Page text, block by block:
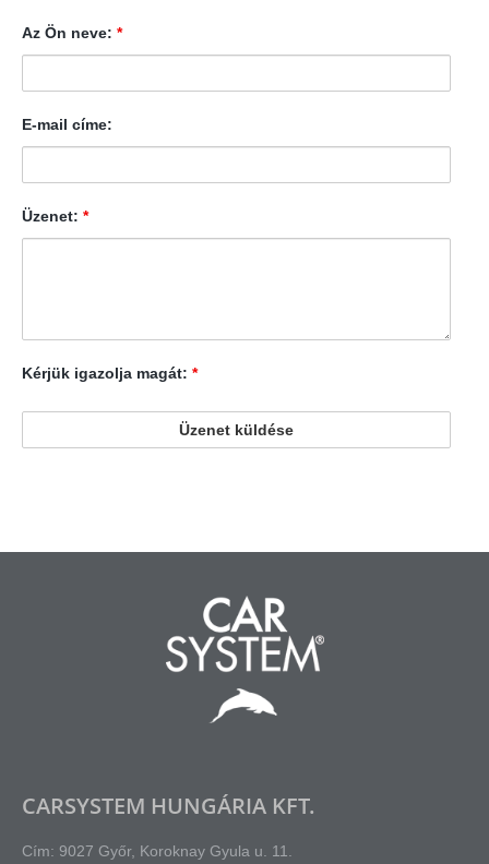
Az Ön neve: *
E-mail címe:
Üzenet: *
Kérjük igazolja magát: *
CARSYSTEM HUNGÁRIA KFT.
Cím: 9027 Győr, Koroknay Gyula u. 11.